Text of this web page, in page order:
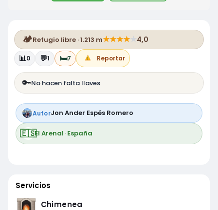
🏕️Refugio libre · 1.213 m★★★★★4,0
📊0 💬1 🛏️7 Reportar
🔑No hacen falta llaves
AutorJon Ander Espés Romero
🇪🇸El Arenal ·España
Servicios
Chimenea